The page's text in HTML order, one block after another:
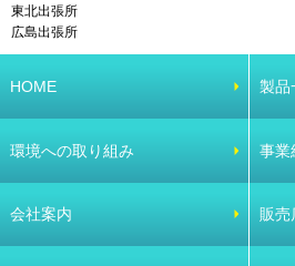
東北出張所
広島出張所
HOME 製品
環境への取り組み 事業
会社案内 販売